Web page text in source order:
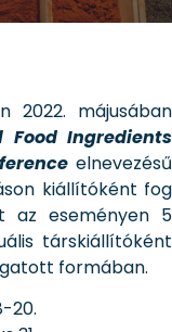
2022. májusában
Food Ingredients
elnevezésű
kiállítóként fog
az eseményen 5
társkiállítóként
formában.
20.